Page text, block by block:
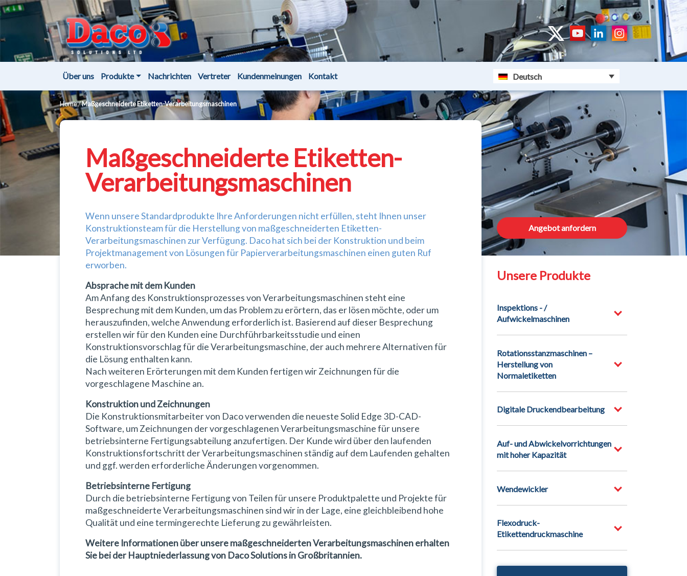
Über uns Produkte Nachrichten Vertreter Kundenmeinungen Kontakt Deutsch
Home/Maßgeschneiderte Etiketten-Verarbeitungsmaschinen
Maßgeschneiderte Etiketten-
Verarbeitungsmaschinen
Wenn unsere Standardprodukte Ihre Anforderungen nicht erfüllen, steht Ihnen unser
Konstruktionsteam für die Herstellung von maßgeschneiderten Etiketten-
Verarbeitungsmaschinen zur Verfügung. Daco hat sich bei der Konstruktion und beim
Projektmanagement von Lösungen für Papierverarbeitungsmaschinen einen guten Ruf
erworben.
Absprache mit dem Kunden
Am Anfang des Konstruktionsprozesses von Verarbeitungsmaschinen steht eine
Besprechung mit dem Kunden, um das Problem zu erörtern, das er lösen möchte, oder um
herauszufinden, welche Anwendung erforderlich ist. Basierend auf dieser Besprechung
erstellen wir für den Kunden eine Durchführbarkeitsstudie und einen
Konstruktionsvorschlag für die Verarbeitungsmaschine, der auch mehrere Alternativen für
die Lösung enthalten kann.
Nach weiteren Erörterungen mit dem Kunden fertigen wir Zeichnungen für die
vorgeschlagene Maschine an.
Konstruktion und Zeichnungen
Die Konstruktionsmitarbeiter von Daco verwenden die neueste Solid Edge 3D-CAD-
Software, um Zeichnungen der vorgeschlagenen Verarbeitungsmaschine für unsere
betriebsinterne Fertigungsabteilung anzufertigen. Der Kunde wird über den laufenden
Konstruktionsfortschritt der Verarbeitungsmaschinen ständig auf dem Laufenden gehalten
und ggf. werden erforderliche Änderungen vorgenommen.
Betriebsinterne Fertigung
Durch die betriebsinterne Fertigung von Teilen für unsere Produktpalette und Projekte für
maßgeschneiderte Verarbeitungsmaschinen sind wir in der Lage, eine gleichbleibend hohe
Qualität und eine termingerechte Lieferung zu gewährleisten.
Weitere Informationen über unsere maßgeschneiderten Verarbeitungsmaschinen erhalten
Sie bei der Hauptniederlassung von Daco Solutions in Großbritannien.
Angebot anfordern
Unsere Produkte
Inspektions - /
Aufwickelmaschinen
Rotationsstanzmaschinen –
Herstellung von
Normaletiketten
Digitale Druckendbearbeitung
Auf- und Abwickelvorrichtungen
mit hoher Kapazität
Wendewickler
Flexodruck-
Etikettendruckmaschine